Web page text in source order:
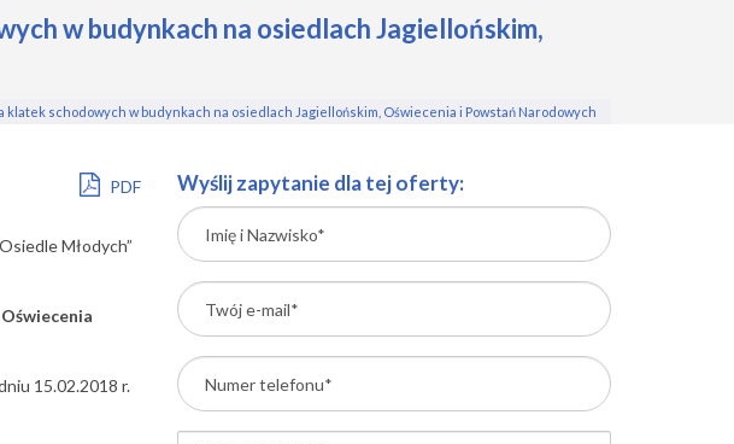
w budynkach na osiedlach Jagiellońskim,
schodowych w budynkach na osiedlach Jagiellońskim, Oświecenia i Powstań Narodowych
PDF
Młodych”
15.02.2018 r.
Wyślij zapytanie dla tej oferty: